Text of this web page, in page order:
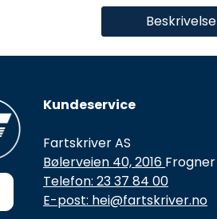
Beskrivelse
Kundeservice
Fartskriver AS
Bølerveien 40, 2016 Frogner
Telefon: 23 37 84 00
E-post: hei@fartskriver.no